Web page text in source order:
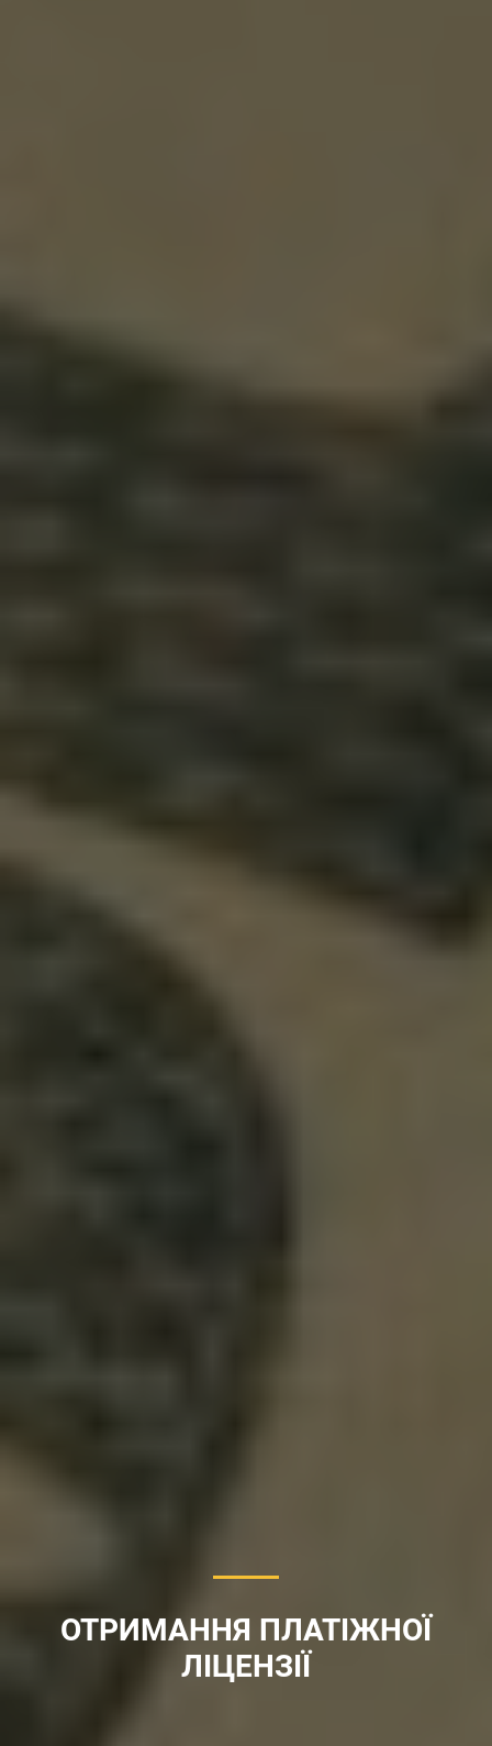
ОТРИМАННЯ ПЛАТІЖНОЇ
ЛІЦЕНЗІЇ